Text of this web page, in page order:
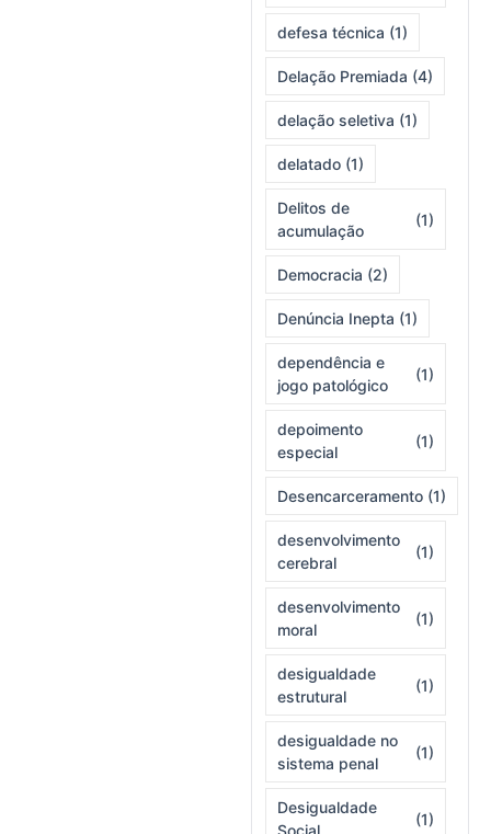
defesa técnica (1)
Delação Premiada (4)
delação seletiva (1)
delatado (1)
Delitos de
acumulação
(1)
Democracia (2)
Denúncia Inepta (1)
dependência e
jogo patológico
(1)
depoimento
especial
(1)
Desencarceramento (1)
desenvolvimento
cerebral
(1)
desenvolvimento
moral
(1)
desigualdade
estrutural
(1)
desigualdade no
sistema penal
(1)
Desigualdade
(1)